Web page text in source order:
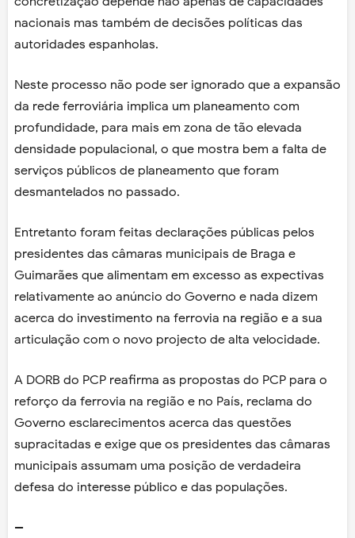
nacionais mas também de decisões políticas das
autoridades espanholas.
Neste processo não pode ser ignorado que a expansão
da rede ferroviária implica um planeamento com
profundidade, para mais em zona de tão elevada
densidade populacional, o que mostra bem a falta de
serviços públicos de planeamento que foram
desmantelados no passado.
Entretanto foram feitas declarações públicas pelos
presidentes das câmaras municipais de Braga e
Guimarães que alimentam em excesso as expectivas
relativamente ao anúncio do Governo e nada dizem
acerca do investimento na ferrovia na região e a sua
articulação com o novo projecto de alta velocidade.
A DORB do PCP reafirma as propostas do PCP para o
reforço da ferrovia na região e no País, reclama do
Governo esclarecimentos acerca das questões
supracitadas e exige que os presidentes das câmaras
municipais assumam uma posição de verdadeira
defesa do interesse público e das populações.
--